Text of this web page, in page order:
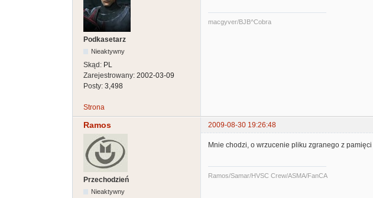
Podkasetarz
Nieaktywny
Skąd: PL
Zarejestrowany: 2002-03-09
Posty: 3,498
macgyver/BJB^Cobra
Strona
Ramos 2009-08-30 19:26:48
Przechodzień
Nieaktywny
Mnie chodzi, o wrzucenie pliku zgranego z
Ramos/Samar/HVSC Crew/ASMA/FanCA